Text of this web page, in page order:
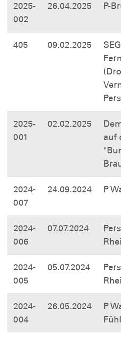
2025-
002
26.04.2025 P-
405 09.02.2025
SEG
2025-
001
02.02.2025
auf
2024-
007
24.09.2024 P
2024-
006
07.07.2024
2024-
005
05.07.2024
2024-
004
26.05.2024
P